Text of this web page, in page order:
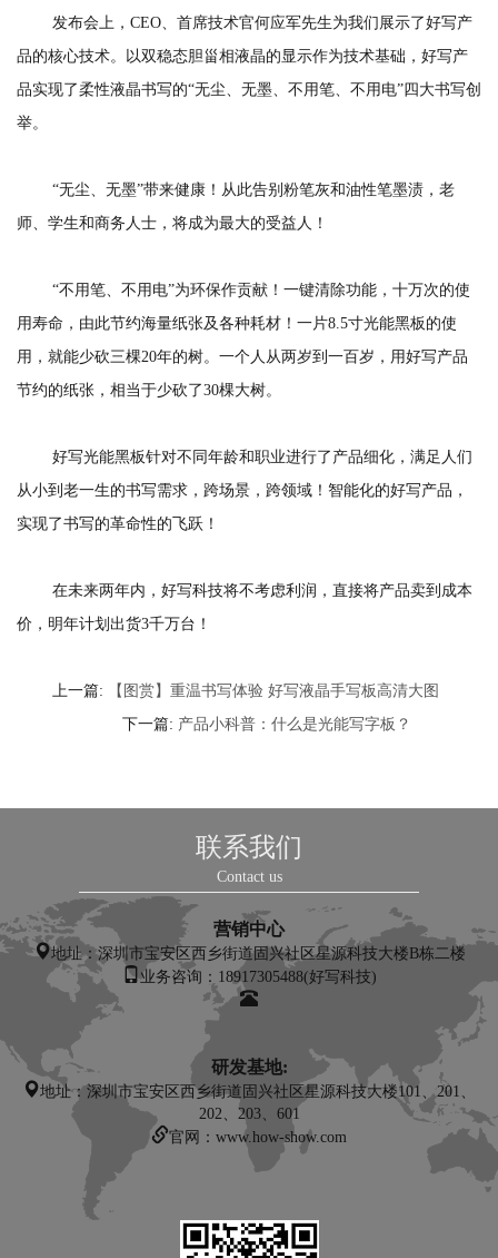
发布会上，CEO、首席技术官何应军先生为我们展示了好写产
品的核心技术。以双稳态胆甾相液晶的显示作为技术基础，好写产
品实现了柔性液晶书写的“无尘、无墨、不用笔、不用电”四大书写创
举。
“无尘、无墨”带来健康！从此告别粉笔灰和油性笔墨渍，老
师、学生和商务人士，将成为最大的受益人！
“不用笔、不用电”为环保作贡献！一键清除功能，十万次的使
用寿命，由此节约海量纸张及各种耗材！一片8.5寸光能黑板的使
用，就能少砍三棵20年的树。一个人从两岁到一百岁，用好写产品
节约的纸张，相当于少砍了30棵大树。
好写光能黑板针对不同年龄和职业进行了产品细化，满足人们
从小到老一生的书写需求，跨场景，跨领域！智能化的好写产品，
实现了书写的革命性的飞跃！
在未来两年内，好写科技将不考虑利润，直接将产品卖到成本
价，明年计划出货3千万台！
上一篇:
【图赏】重温书写体验 好写液晶手写板高清大图
下一篇: 产品小科普：什么是光能写字板？
联系我们
Contact us
营销中心
地址：深圳市宝安区西乡街道固兴社区星源科技大楼B栋二楼
业务咨询：18917305488(好写科技)
研发基地:
地址：深圳市宝安区西乡街道固兴社区星源科技大楼101、201、
202、203、601
官网：www.how-show.com